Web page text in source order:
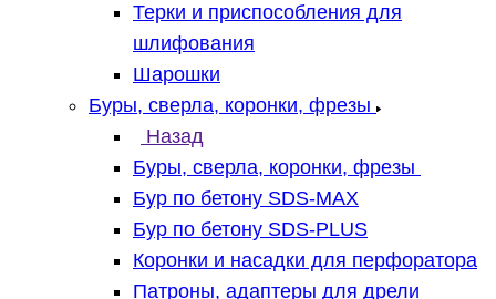
Терки и приспособления для
шлифования
Шарошки
Буры, сверла, коронки, фрезы
Назад
Буры, сверла, коронки, фрезы
Бур по бетону SDS-MAX
Бур по бетону SDS-PLUS
Коронки и насадки для перфоратора
Патроны, адаптеры для дрели